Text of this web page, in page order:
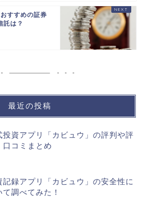
すすめの証券
託は？
最近の投稿
投資アプリ「カビュウ」の評判や評
口コミまとめ
記録アプリ「カビュウ」の安全性に
て調べてみた！